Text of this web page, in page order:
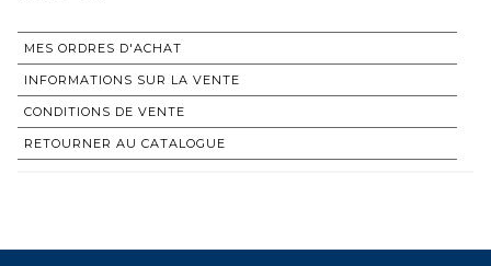
MES ORDRES D'ACHAT
INFORMATIONS SUR LA VENTE
CONDITIONS DE VENTE
RETOURNER AU CATALOGUE